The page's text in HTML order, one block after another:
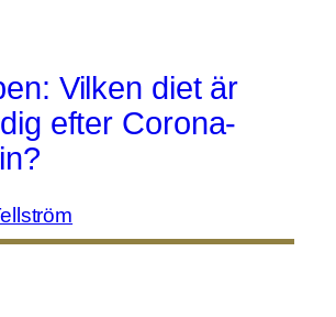
Vilken diet är
efter Corona-